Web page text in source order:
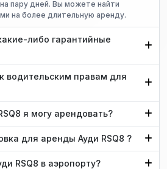
пару дней. Вы можете найти
на более длительную аренду.
либо гарантийные
водительским правам для
я могу арендовать?
для аренды Ауди RSQ8 ?
RSQ8 в аэропорту?